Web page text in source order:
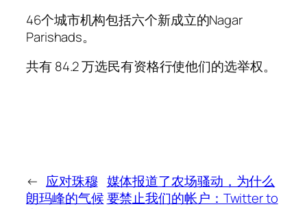
46个城市机构包括六个新成立的Nagar
Parishads。
共有 84.2 万选民有资格行使他们的选举权。
← 应对珠穆
朗玛峰的气候
媒体报道了农场骚动，为什么
要禁止我们的帐户：Twitter to